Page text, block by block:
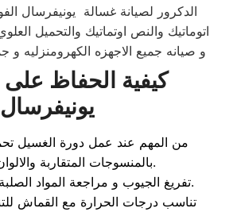
الدكرور لصيانة غسالة يونيفرسال
اتوماتيك والنص اوتماتيك والتحميل
و صيانه جميع الاجهزه الكهرومنزليه و
كيفية الحفاظ
يونيفرسال
من المهم عند عمل دورة الغسيل
بالمنسوجات المتقاربة والالوان ايضا.
تفريغ الجيوب و مراجعة المواد الصلبة فبل الغسيل.
تناسب درجات الحرارة مع القماش